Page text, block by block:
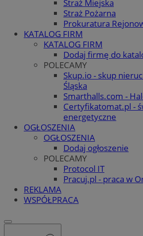
Straż Miejska
Straż Pożarna
Prokuratura
KATALOG FIRM
KATALOG FIRM
Dodaj firmę do
POLECAMY
Skup.io - skup
Śląska
Smarthalls.com -
Certyfikatomat.pl -
energetyczne
OGŁOSZENIA
OGŁOSZENIA
Dodaj ogłoszenie
POLECAMY
Protocol IT
Pracuj.pl - praca w
REKLAMA
WSPÓŁPRACA